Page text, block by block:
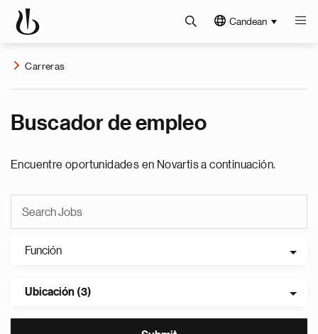
Candean
Carreras
Buscador de empleo
Encuentre oportunidades en Novartis a continuación.
Función
Ubicación (3)